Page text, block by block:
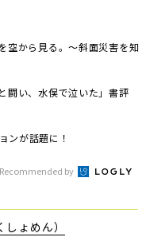
空から見る。〜斜面災害を知
闘い、水俣で泣いた」書評
ンが話題に！
Recommended by
ょめん）